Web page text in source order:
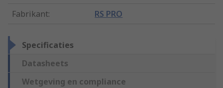
Fabrikant: RS PRO
Specificaties
Datasheets
Wetgeving en compliance